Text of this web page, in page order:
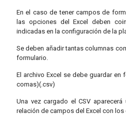
En el caso de tener campos de
las opciones del Excel deben
indicadas en la configuración de la
Se deben añadir tantas columnas
formulario.
El archivo Excel se debe guardar en
comas)(.csv)
Una vez cargado el CSV
relación de campos del Excel con